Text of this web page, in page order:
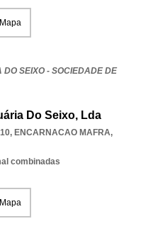
DO SEIXO - SOCIEDADE DE
Do Seixo, Lda
, ENCARNACAO MAFRA,
combinadas